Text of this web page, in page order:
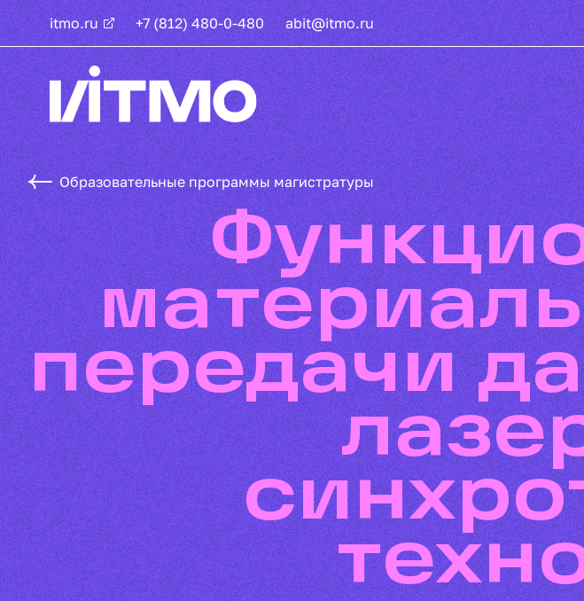
itmo.ru +7 (812) 480-0-480 abit@itmo.ru
Образовательные программы магистратуры
Функциональные
передачи